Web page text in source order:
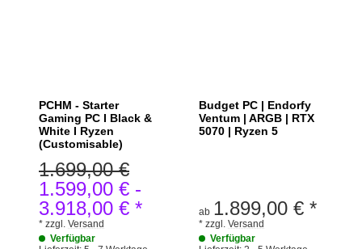
PCHM - Starter
Gaming PC I Black &
White I Ryzen
(Customisable)
1.599,00 € -
3.918,00 € *
1.699,00 €
* zzgl. Versand
Verfügbar
Budget PC | Endorfy
Ventum | ARGB | RTX
5070 | Ryzen 5
ab 1.899,00 € *
* zzgl. Versand
Verfügbar